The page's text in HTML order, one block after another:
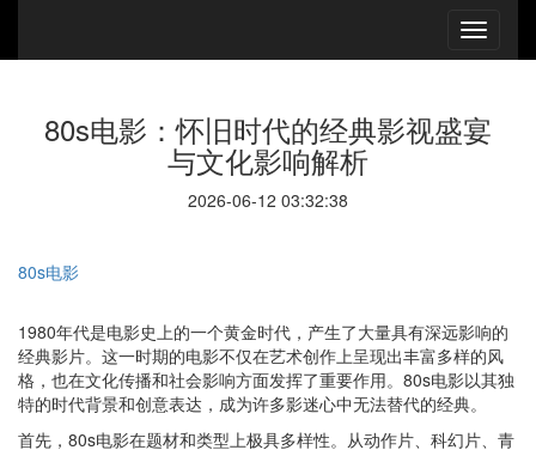
80s电影：怀旧时代的经典影视盛宴
与文化影响解析
2026-06-12 03:32:38
80s电影
1980年代是电影史上的一个黄金时代，产生了大量具有深远影响的
经典影片。这一时期的电影不仅在艺术创作上呈现出丰富多样的风
格，也在文化传播和社会影响方面发挥了重要作用。80s电影以其独
特的时代背景和创意表达，成为许多影迷心中无法替代的经典。
首先，80s电影在题材和类型上极具多样性。从动作片、科幻片、青